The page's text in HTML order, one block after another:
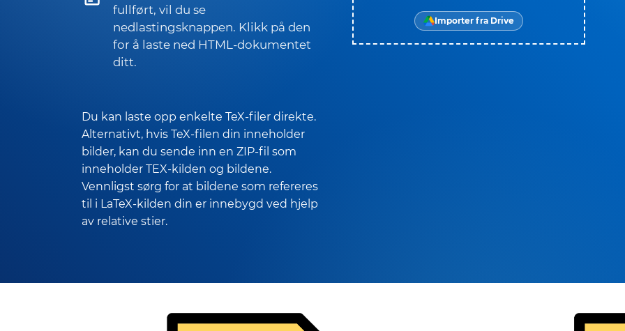
fullført, vil du se
nedlastingsknappen. Klikk på den
for å laste ned HTML-dokumentet
ditt.
Du kan laste opp enkelte TeX-filer direkte.
Alternativt, hvis TeX-filen din inneholder
bilder, kan du sende inn en ZIP-fil som
inneholder TEX-kilden og bildene.
Vennligst sørg for at bildene som refereres
til i LaTeX-kilden din er innebygd ved hjelp
av relative stier.
Importer fra Drive